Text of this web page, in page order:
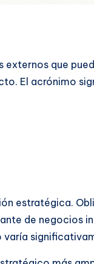
que
El acrónimo
estratégica.
de negocios